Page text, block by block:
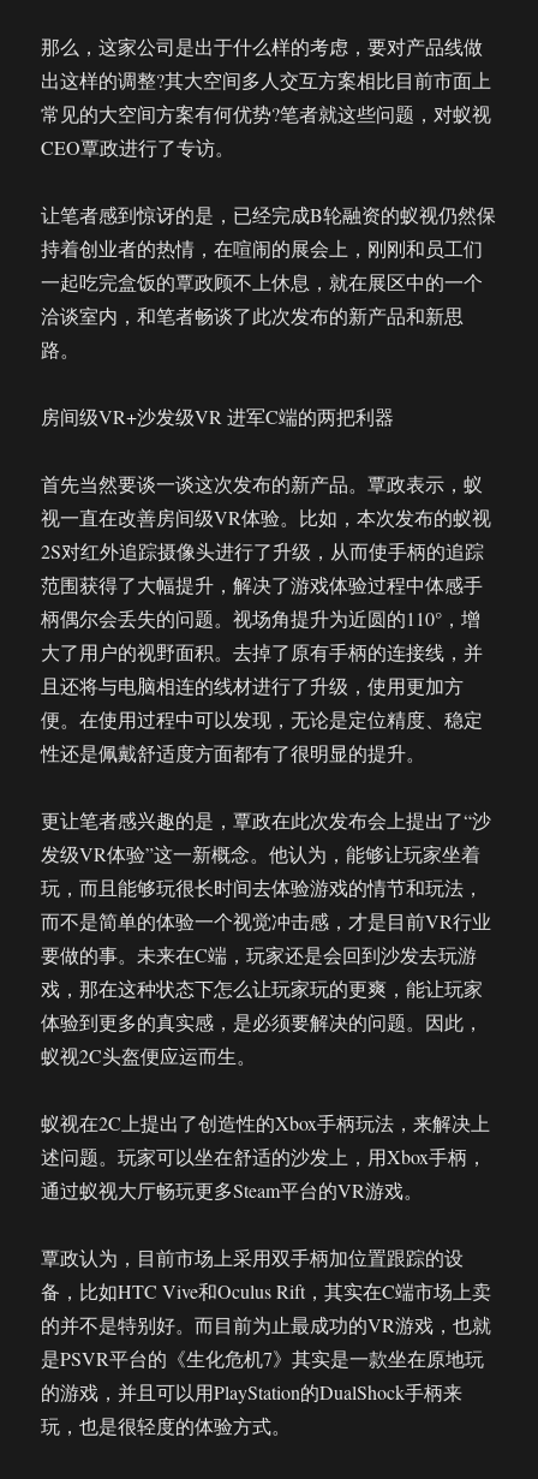
记
那么，这家公司是出于什么样的考虑，要对产品线做
出这样的调整?其大空间多人交互方案相比目前市面上
常见的大空间方案有何优势?笔者就这些问题，对蚁视
CEO覃政进行了专访。
让笔者感到惊讶的是，已经完成B轮融资的蚁视仍然保
持着创业者的热情，在喧闹的展会上，刚刚和员工们
一起吃完盒饭的覃政顾不上休息，就在展区中的一个
洽谈室内，和笔者畅谈了此次发布的新产品和新思
路。
房间级VR+沙发级VR 进军C端的两把利器
首先当然要谈一谈这次发布的新产品。覃政表示，蚁
视一直在改善房间级VR体验。比如，本次发布的蚁视
2S对红外追踪摄像头进行了升级，从而使手柄的追踪
范围获得了大幅提升，解决了游戏体验过程中体感手
柄偶尔会丢失的问题。视场角提升为近圆的110°，增
大了用户的视野面积。去掉了原有手柄的连接线，并
且还将与电脑相连的线材进行了升级，使用更加方
便。在使用过程中可以发现，无论是定位精度、稳定
性还是佩戴舒适度方面都有了很明显的提升。
更让笔者感兴趣的是，覃政在此次发布会上提出了“沙
发级VR体验”这一新概念。他认为，能够让玩家坐着
玩，而且能够玩很长时间去体验游戏的情节和玩法，
而不是简单的体验一个视觉冲击感，才是目前VR行业
要做的事。未来在C端，玩家还是会回到沙发去玩游
戏，那在这种状态下怎么让玩家玩的更爽，能让玩家
体验到更多的真实感，是必须要解决的问题。因此，
蚁视2C头盔便应运而生。
蚁视在2C上提出了创造性的Xbox手柄玩法，来解决上
述问题。玩家可以坐在舒适的沙发上，用Xbox手柄，
通过蚁视大厅畅玩更多Steam平台的VR游戏。
覃政认为，目前市场上采用双手柄加位置跟踪的设
备，比如HTC Vive和Oculus Rift，其实在C端市场上卖
的并不是特别好。而目前为止最成功的VR游戏，也就
是PSVR平台的《生化危机7》其实是一款坐在原地玩
的游戏，并且可以用PlayStation的DualShock手柄来
玩，也是很轻度的体验方式。